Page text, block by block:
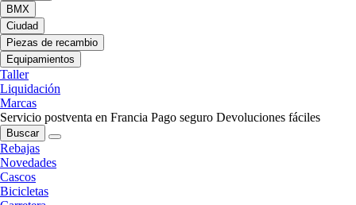
BMX
Ciudad
Piezas de recambio
Equipamientos
Taller
Liquidación
Marcas
Servicio postventa en Francia Pago seguro Devoluciones fáciles
Buscar
Rebajas
Novedades
Cascos
Bicicletas